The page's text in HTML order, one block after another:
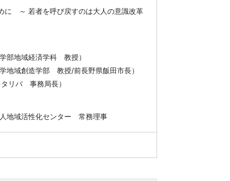
～ 若者を呼び戻すのは大人の意識改革
域経済学科 教授）
創造学部 教授/前長野県飯田市長）
バ 事務局長）
域活性化センター 常務理事